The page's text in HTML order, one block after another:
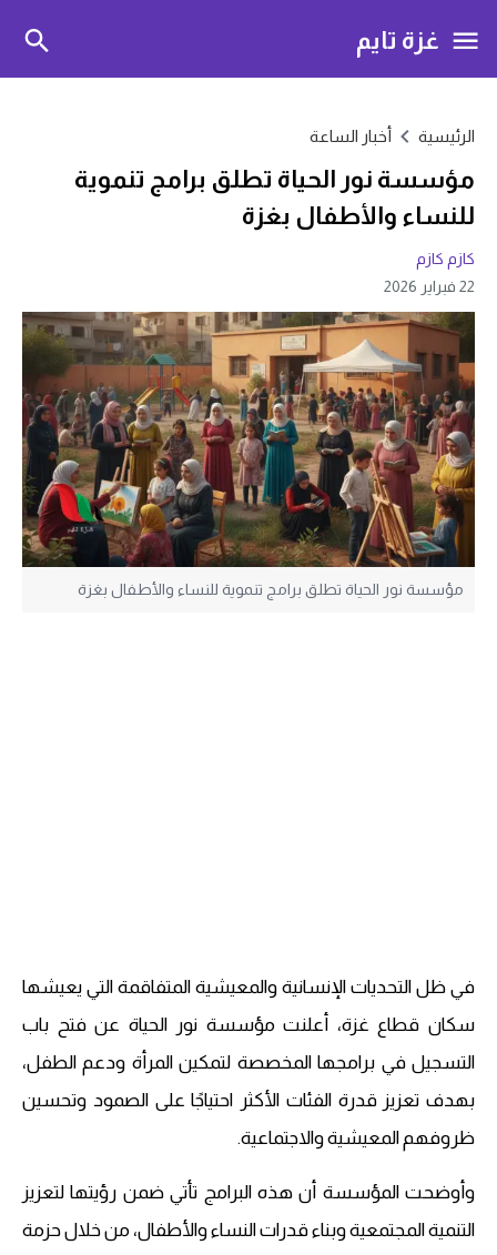
غزة تايم
الرئيسية أخبار الساعة
مؤسسة نور الحياة تطلق برامج تنموية
للنساء والأطفال بغزة
كازم كازم
22 فبراير 2026
مؤسسة نور الحياة تطلق برامج تنموية للنساء والأطفال بغزة
في ظل التحديات الإنسانية والمعيشية المتفاقمة التي يعيشها
سكان قطاع غزة، أعلنت مؤسسة نور الحياة عن فتح باب
التسجيل في برامجها المخصصة لتمكين المرأة ودعم الطفل،
بهدف تعزيز قدرة الفئات الأكثر احتياجًا على الصمود وتحسين
ظروفهم المعيشية والاجتماعية.
وأوضحت المؤسسة أن هذه البرامج تأتي ضمن رؤيتها لتعزيز
التنمية المجتمعية وبناء قدرات النساء والأطفال، من خلال حزمة